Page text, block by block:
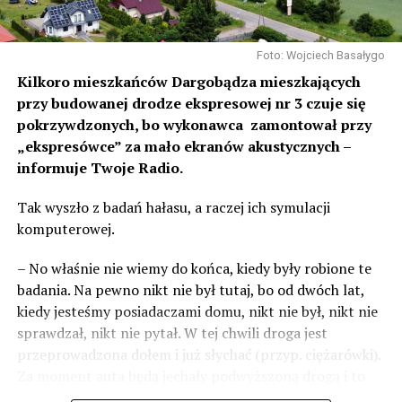
Foto: Wojciech Basałygo
Kilkoro mieszkańców Dargobądza mieszkających
przy budowanej drodze ekspresowej nr 3 czuje się
pokrzywdzonych, bo wykonawca zamontował przy
„ekspresówce” za mało ekranów akustycznych –
informuje Twoje Radio.
Tak wyszło z badań hałasu, a raczej ich symulacji
komputerowej.
– No właśnie nie wiemy do końca, kiedy były robione te
badania. Na pewno nikt nie był tutaj, bo od dwóch lat,
kiedy jesteśmy posiadaczami domu, nikt nie był, nikt nie
sprawdzał, nikt nie pytał. W tej chwili droga jest
przeprowadzona dołem i już słychać (przyp. ciężarówki).
będzie czteropasmowa droga – mówi Sylwia Rudak,